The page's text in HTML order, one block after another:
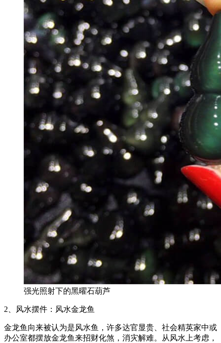
强光照射下的黑曜石葫芦
2、风水摆件：风水金龙鱼
金龙鱼向来被认为是风水鱼，许多达官显贵、社会精英家中或
办公室都摆放金龙鱼来招财化煞，消灾解难。从风水上考虑，